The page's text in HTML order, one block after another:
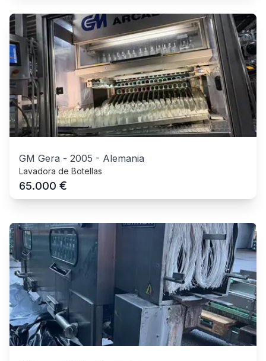
GM Gera - 2005 - Alemania
Lavadora de Botellas
65.000 €